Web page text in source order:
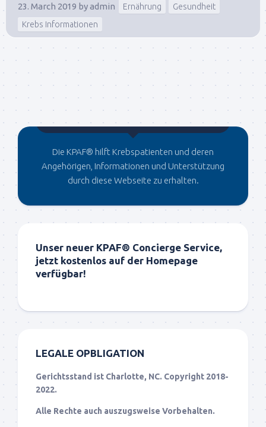
23. March 2019 byadmin Ernährung
Gesundheit
Krebs Informationen
Gegründet von Dr.C
Die KPAF® hilft Krebspatienten und deren
Angehörigen, Informationen und Unterstützung
durch diese Webseite zu erhalten.
Unser neuer KPAF® Concierge Service,
jetzt kostenlos auf der Homepage
verfügbar!
LEGALE OPBLIGATION
Gerichtsstand ist Charlotte, NC. Copyright 2018-
2022.
Alle Rechte auch auszugsweise Vorbehalten.